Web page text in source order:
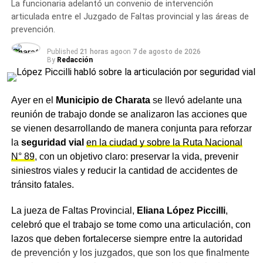
La funcionaria adelantó un convenio de intervención
articulada entre el Juzgado de Faltas provincial y las áreas de
prevención.
Published 21 horas agoon 7 de agosto de 2026
By Redacción
Ayer en el Municipio de Charatase llevó adelante una
reunión de trabajo donde se analizaron las acciones que
se vienen desarrollando de manera conjunta para reforzar
la seguridad vial en la ciudad y sobre la Ruta Nacional
N° 89, con un objetivo claro: preservar la vida, prevenir
siniestros viales y reducir la cantidad de accidentes de
tránsito fatales.
La jueza de Faltas Provincial, Eliana López Piccilli,
celebró que el trabajo se tome como una articulación, con
lazos que deben fortalecerse siempre entre la autoridad
de prevención y los juzgados, que son los que finalmente